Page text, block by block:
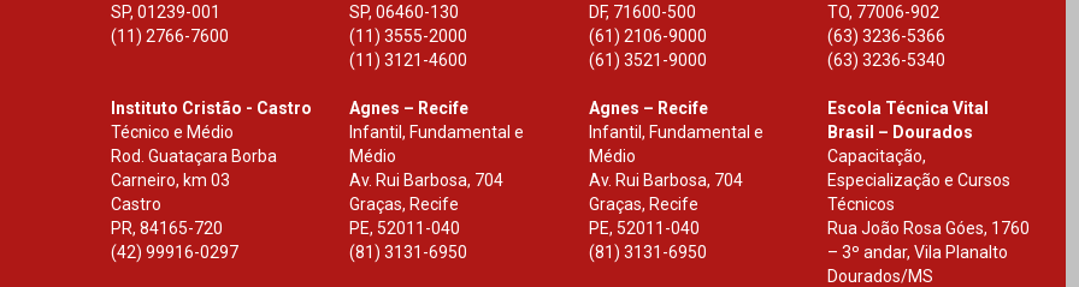
SP, 01239-001
(11) 2766-7600
SP,06460-130
(11) 3555-2000
(11) 3121-4600
DF, 71600-500
(61) 2106-9000
(61) 3521-9000
TO, 77006-902
(63) 3236-5366
(63) 3236-5340
Instituto Cristão - Castro
Técnico e Médio
Rod. Guataçara Borba
Carneiro, km 03
Castro
PR, 84165-720
(42) 99916-0297
Agnes – Recife
Infantil, Fundamental e
Médio
Av. Rui Barbosa, 704
Graças, Recife
PE, 52011-040
(81) 3131-6950
Agnes – Recife
Infantil, Fundamental e
Médio
Av. Rui Barbosa, 704
Graças, Recife
PE, 52011-040
(81) 3131-6950
Escola Técnica Vital
Brasil – Dourados
Capacitação,
Especialização e Cursos
Técnicos
Rua João Rosa Góes, 1760
– 3º andar, Vila Planalto
Dourados/MS